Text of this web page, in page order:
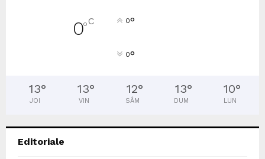
0°C 0°
0°
13°
JOI
13°
VIN
12°
SÂM
13°
DUM
10°
LUN
Editoriale